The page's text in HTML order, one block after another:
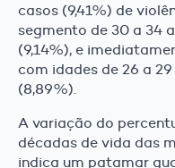
casos (9,41%) de
segmento de 30 a 34
(9,14%), e
com idades de 26 a
(8,89%).
A variação do
décadas de vida das
indica um patamar